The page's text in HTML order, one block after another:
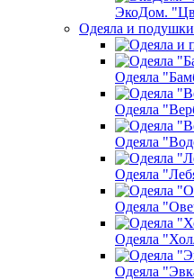
ЭкоДом.
Одеяла и подушки
Одеяла
Одеяла
Одеяла
Одеяла
Одеяла
Одеяла
Одеяла